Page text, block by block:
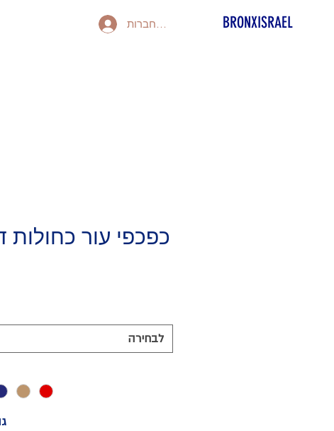
BRONXISRAEL להתחברות
כפכפי עור כחולות דגם
לבחירה